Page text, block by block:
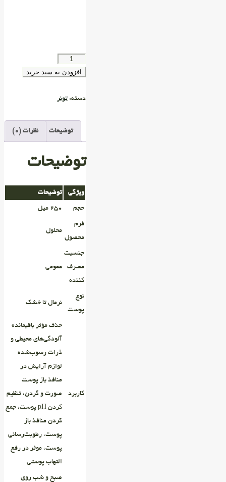
افزودن به سبد خرید
دسته: تونر
توضیحات نظرات (0)
توضیحات
ویژگی توضیحات
حجم ۲۵۰ میل
فرم
محصول
محلول
جنسیت
مصرف
کننده
عمومی
نوع
پوست
نرمال تا خشک
کاربرد
حذف مؤثر باقیمانده
آلودگی‌های محیطی و
ذرات رسوب‌شده
لوازم آرایش در
منافذ باز پوست
صورت و گردن، تنظیم‌
کردن pH پوست، جمع‌
کردن منافذ باز
پوست، رطوبت‌رسانی
پوست، موثر در رفع
التهاب پوستی
صبح و شب روی